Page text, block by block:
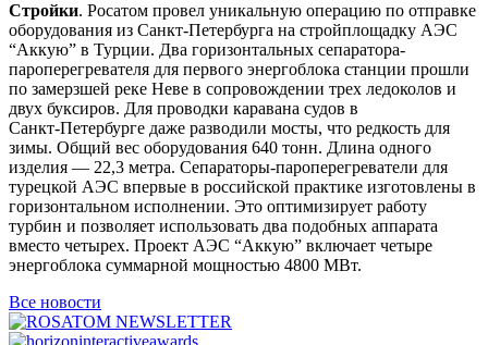
Стройки. Росатом провел уникальную операцию по отправке
оборудования из Санкт-Петербурга на стройплощадку АЭС
“Аккую” в Турции. Два горизонтальных сепаратора-
пароперегревателя для первого энергоблока станции прошли
по замерзшей реке Неве в сопровождении трех ледоколов и
двух буксиров. Для проводки каравана судов в
Санкт‑Петербурге даже разводили мосты, что редкость для
зимы. Общий вес оборудования 640 тонн. Длина одного
изделия — 22,3 метра. Сепараторы-пароперегреватели для
турецкой АЭС впервые в российской практике изготовлены в
горизонтальном исполнении. Это оптимизирует работу
турбин и позволяет использовать два подобных аппарата
вместо четырех. Проект АЭС “Аккую” включает четыре
энергоблока суммарной мощностью 4800 МВт.
Все новости